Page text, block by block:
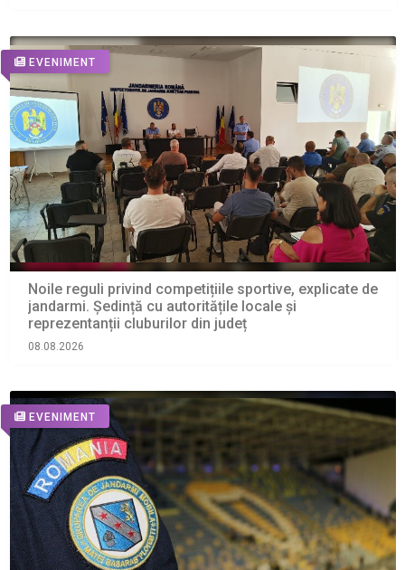
EVENIMENT
Noile reguli privind competițiile sportive, explicate de
jandarmi. Ședință cu autoritățile locale și
reprezentanții cluburilor din județ
08.08.2026
EVENIMENT